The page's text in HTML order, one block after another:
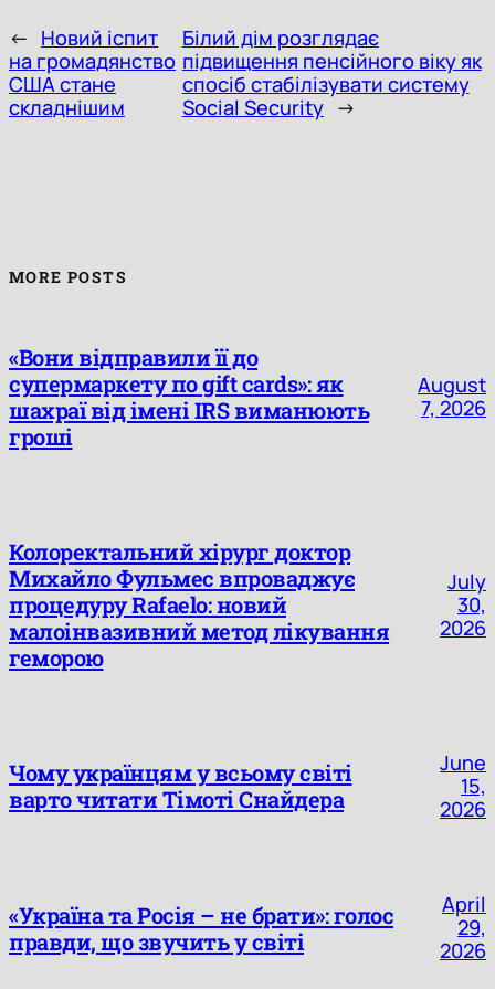
← Новий іспит
на громадянство
США стане
складнішим
Білий дім розглядає
підвищення пенсійного віку як
спосіб стабілізувати систему
Social Security →
MORE POSTS
«Вони відправили її до
супермаркету по gift cards»: як
шахраї від імені IRS виманюють
гроші
August
7, 2026
Колоректальний хірург доктор
Михайло Фульмес впроваджує
процедуру Rafaelo: новий
малоінвазивний метод лікування
геморою
July
30,
2026
Чому українцям у всьому світі
варто читати Тімоті Снайдера
June
15,
2026
«Україна та Росія – не брати»: голос
правди, що звучить у світі
April
29,
2026